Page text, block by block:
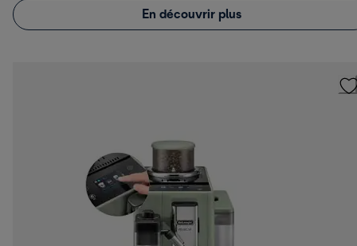
En découvrir plus